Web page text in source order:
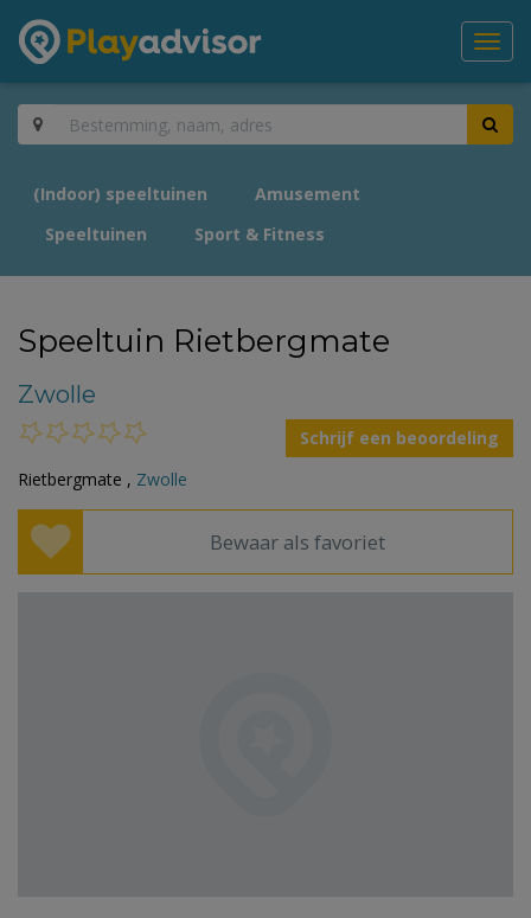
(Indoor) speeltuinen
Amusement
Speeltuinen
Sport & Fitness
Speeltuin Rietbergmate
Zwolle
Schrijf een beoordeling
Rietbergmate , Zwolle
Bewaar als favoriet